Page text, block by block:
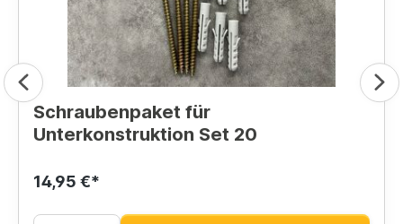
Schraubenpaket für
Unterkonstruktion Set 20
14,95 €*